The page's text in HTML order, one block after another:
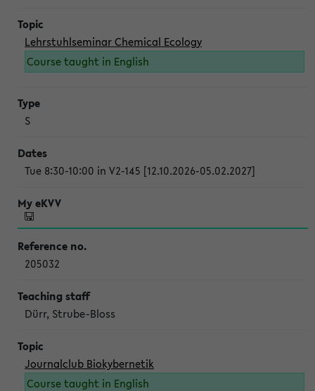
Lehrstuhlseminar Chemical Ecology
Course taught in English
S
Tue 8:30-10:00 in V2-145 [12.10.2026-05.02.2027]
205032
Dürr, Strube-Bloss
Journalclub Biokybernetik
Course taught in English